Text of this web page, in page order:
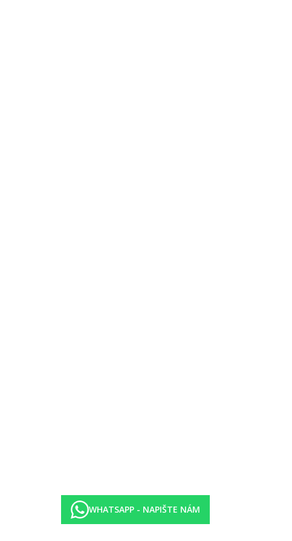
pohodlí a relaxaci. Každý pokoj je vybaven vlastním sociálním
a jsou plně klimatizovány. V každém pokoji je dostupné WiFi
pro vás k dispozici lehátka a slunečníky. U bazénu se nachází bar s
WHATSAPP - NAPIŠTE NÁM